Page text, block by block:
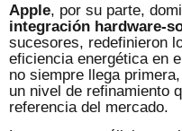
Apple, por su parte,
integración hardware-
sucesores, redefinieron
eficiencia energética en
no siempre llega
un nivel de refinamiento
referencia del mercado.